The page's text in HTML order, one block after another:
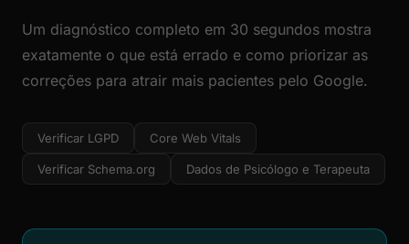
Um diagnóstico completo em 30 segundos mostra
exatamente o que está errado e como priorizar as
correções para atrair mais pacientes pelo Google.
Verificar LGPD Core Web Vitals
Verificar Schema.org Dados de Psicólogo e Terapeuta